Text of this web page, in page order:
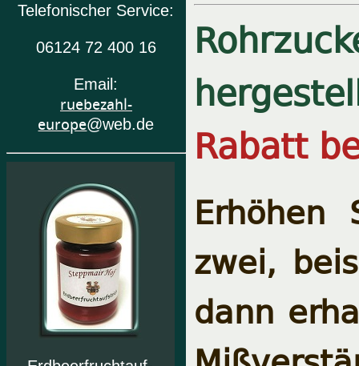
Telefonischer Service:
06124 72 400 16
Email:
ruebezahl-
europe@web.de
Rabatt
zwei,
dann